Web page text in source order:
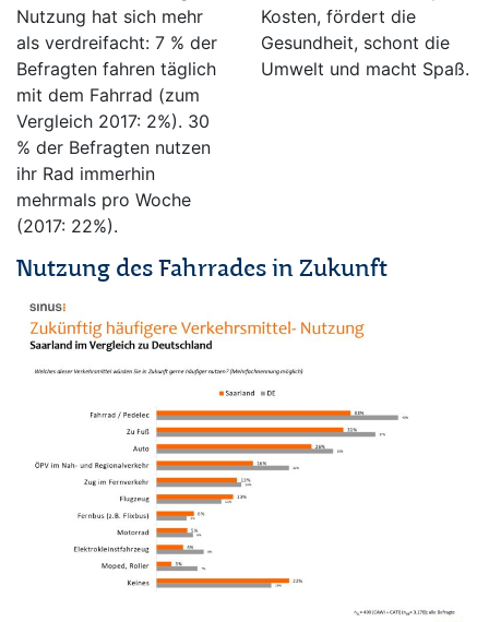
Nutzung hat sich mehr
als verdreifacht: 7 % der
Befragten fahren täglich
mit dem Fahrrad (zum
Vergleich 2017: 2%). 30
% der Befragten nutzen
ihr Rad immerhin
mehrmals pro Woche
(2017: 22%).
Kosten, fördert die
Gesundheit, schont die
Umwelt und macht Spaß.
Nutzung des Fahrrades in Zukunft